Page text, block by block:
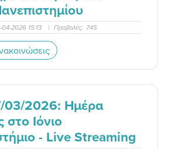
2026 15:13 | Προβολές: 745
03/2026: Ημέρα
Ιόνιο
- Live Streaming